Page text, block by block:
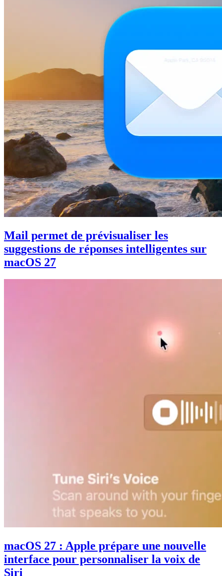
Mail permet de prévisualiser les
suggestions de réponses intelligentes sur
macOS 27
macOS 27 : Apple prépare une nouvelle
interface pour personnaliser la voix de
Siri